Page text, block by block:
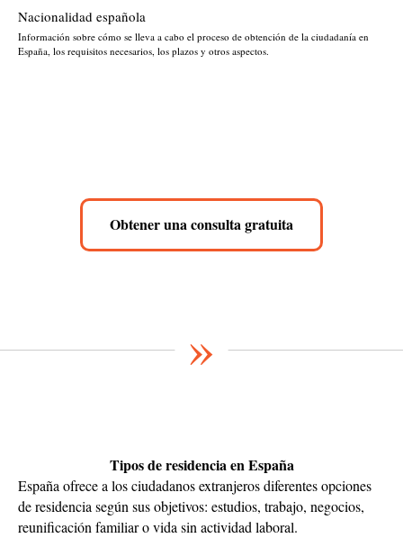
Nacionalidad española
Información sobre cómo se lleva a cabo el proceso de obtención de la ciudadanía en
España, los requisitos necesarios, los plazos y otros aspectos.
Obtener una consulta gratuita
»
Tipos de residencia en España
España ofrece a los ciudadanos extranjeros diferentes opciones
de residencia según sus objetivos: estudios, trabajo, negocios,
reunificación familiar o vida sin actividad laboral.